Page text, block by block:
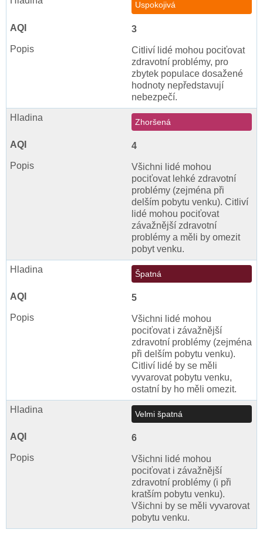
Uspokojivá
3
Citliví lidé mohou pociťovat
zdravotní problémy, pro
zbytek populace dosažené
hodnoty nepředstavují
nebezpečí.
Zhoršená
4
Všichni lidé mohou
pociťovat lehké zdravotní
problémy (zejména při
delším pobytu venku). Citliví
lidé mohou pociťovat
závažnější zdravotní
problémy a měli by omezit
pobyt venku.
Špatná
5
Všichni lidé mohou
pociťovat i závažnější
zdravotní problémy (zejména
při delším pobytu venku).
Citliví lidé by se měli
vyvarovat pobytu venku,
ostatní by ho měli omezit.
Velmi špatná
6
Všichni lidé mohou
pociťovat i závažnější
zdravotní problémy (i při
kratším pobytu venku).
Všichni by se měli vyvarovat
pobytu venku.